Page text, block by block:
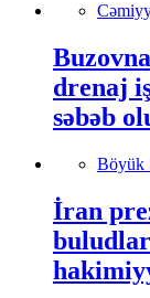
drenaj
səbəb
Böyük
İran